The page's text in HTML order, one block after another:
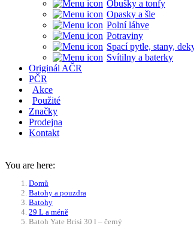
Obušky a tonfy
Opasky a šle
Polní láhve
Potraviny
Spací pytle, stany,
Svítilny a baterky
Originál AČR
PČR
Akce
Použité
Značky
Prodejna
Kontakt
You are here:
Domů
Batohy a pouzdra
Batohy
29 L a méně
Batoh Yate Brisi 30 l – černý